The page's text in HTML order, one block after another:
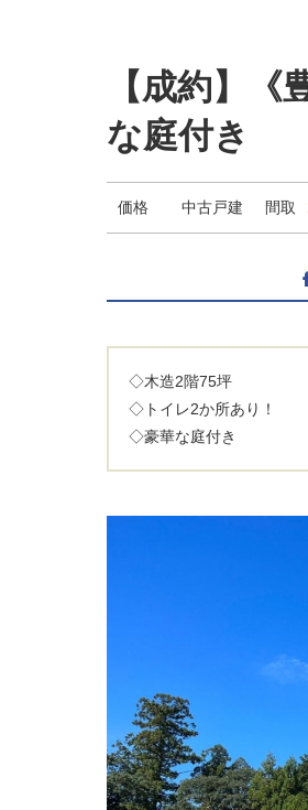
【成約】
な庭付き
価格 中古戸建 間取
◇木造2階75坪
◇トイレ2か所あり！
◇豪華な庭付き